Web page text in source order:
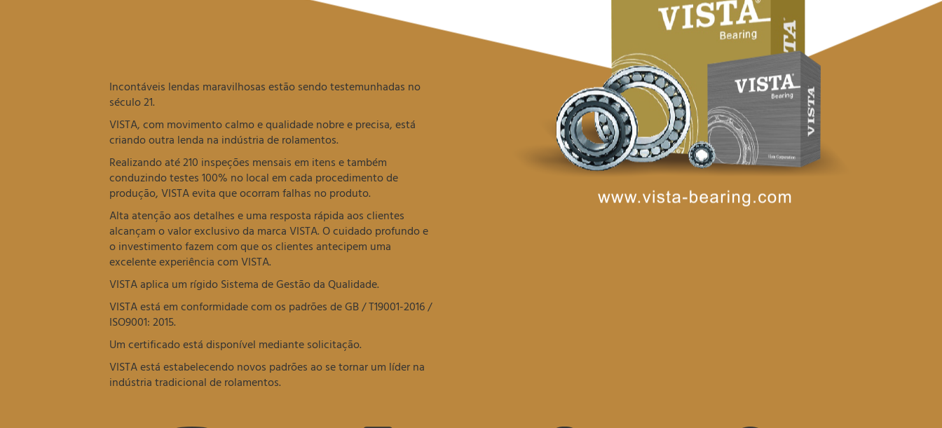
Incontáveis lendas maravilhosas estão sendo testemunhadas no
século 21.
VISTA, com movimento calmo e qualidade nobre e precisa, está
criando outra lenda na indústria de rolamentos.
Realizando até 210 inspeções mensais em itens e também
conduzindo testes 100% no local em cada procedimento de
produção, VISTA evita que ocorram falhas no produto.
Alta atenção aos detalhes e uma resposta rápida aos clientes
alcançam o valor exclusivo da marca VISTA. O cuidado profundo e
o investimento fazem com que os clientes antecipem uma
excelente experiência com VISTA.
VISTA aplica um rígido Sistema de Gestão da Qualidade.
VISTA está em conformidade com os padrões de GB / T19001-2016 /
ISO9001: 2015.
Um certificado está disponível mediante solicitação.
VISTA está estabelecendo novos padrões ao se tornar um líder na
indústria tradicional de rolamentos.